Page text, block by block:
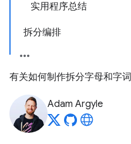
实用程序总结
拆分编排
有关如何制作拆分字母和字
Adam Argyle